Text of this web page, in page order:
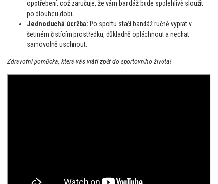
opotřebení, což zaručuje, že vám bandáž bude spolehlivě sloužit
po dlouhou dobu.
Jednoduchá údržba: Po sportu stačí bandáž ručně vyprat v
šetrném čistícím prostředku, důkladně opláchnout a nechat
samovolně uschnout.
Zdravotní pomůcka, která vás vrátí zpět do sportovního života!